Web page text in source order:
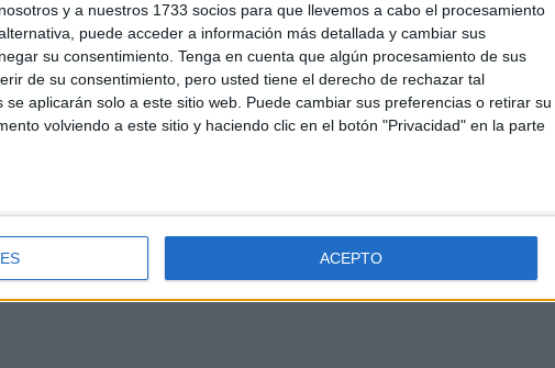
y a nuestros 1733 socios para que llevemos a cabo el procesamiento
puede acceder a información más detallada y cambiar sus
su consentimiento. Tenga en cuenta que algún procesamiento de sus
de su consentimiento, pero usted tiene el derecho de rechazar tal
aplicarán solo a este sitio web. Puede cambiar sus preferencias o retirar su
volviendo a este sitio y haciendo clic en el botón "Privacidad" en la parte
ACEPTO
el Grupo de#Artilleríade
ha realizado ejercicios de
tiro del
pic.twitter.com/58z71rzzJK
de combate de una unidad, pudiendo